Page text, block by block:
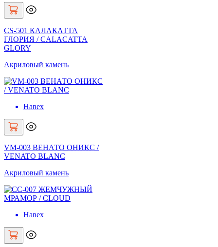
CS-501 КАЛАКАТТА
ГЛОРИЯ / CALACATTA
GLORY
Акриловый камень
Hanex
VM-003 ВЕНАТО ОНИКС /
VENATO BLANC
Акриловый камень
Hanex